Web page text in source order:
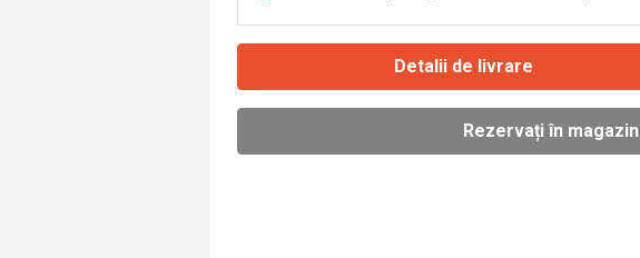
Detalii de livrare
Rezervați în magazin